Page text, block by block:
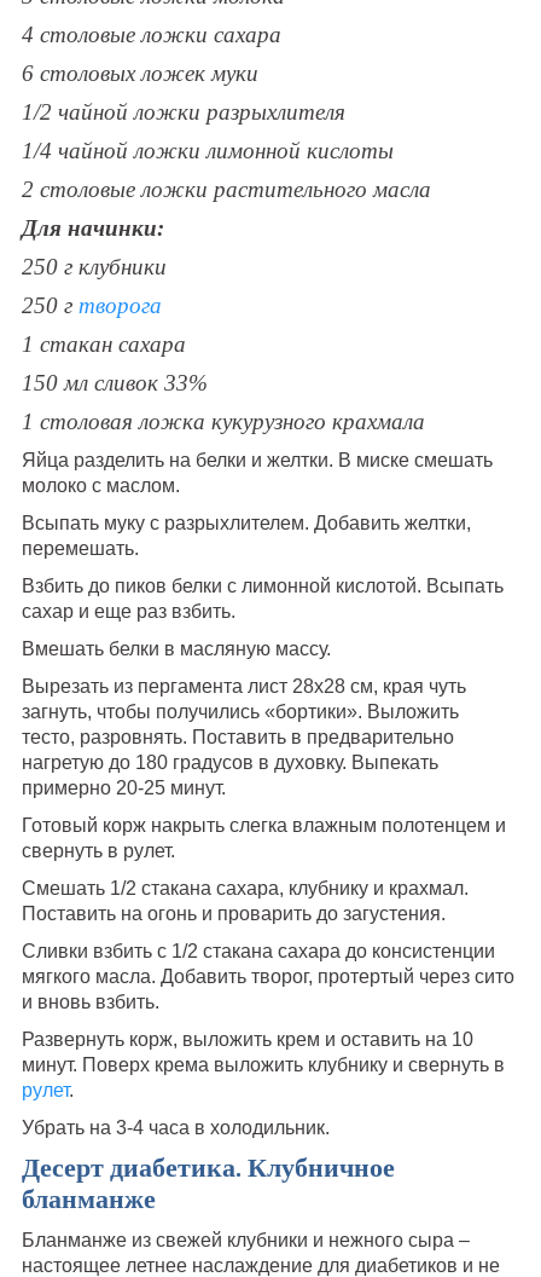
4 столовые ложки сахара
6 столовых ложек муки
1/2 чайной ложки разрыхлителя
1/4 чайной ложки лимонной кислоты
2 столовые ложки растительного масла
Для начинки:
250 г клубники
250 г творога
1 стакан сахара
150 мл сливок 33%
1 столовая ложка кукурузного крахмала
Яйца разделить на белки и желтки. В миске смешать
молоко с маслом.
Всыпать муку с разрыхлителем. Добавить желтки,
перемешать.
Взбить до пиков белки с лимонной кислотой. Всыпать
сахар и еще раз взбить.
Вмешать белки в масляную массу.
Вырезать из пергамента лист 28х28 см, края чуть
загнуть, чтобы получились «бортики». Выложить
тесто, разровнять. Поставить в предварительно
нагретую до 180 градусов в духовку. Выпекать
примерно 20-25 минут.
Готовый корж накрыть слегка влажным полотенцем и
свернуть в рулет.
Смешать 1/2 стакана сахара, клубнику и крахмал.
Поставить на огонь и проварить до загустения.
Сливки взбить с 1/2 стакана сахара до консистенции
мягкого масла. Добавить творог, протертый через сито
и вновь взбить.
Развернуть корж, выложить крем и оставить на 10
минут. Поверх крема выложить клубнику и свернуть в
рулет.
Убрать на 3-4 часа в холодильник.
Десерт диабетика. Клубничное
бланманже
Бланманже из свежей клубники и нежного сыра –
настоящее летнее наслаждение для диабетиков и не